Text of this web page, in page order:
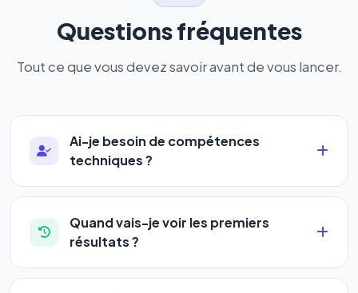
Questions fréquentes
Tout ce que vous devez savoir avant de vous lancer.
Ai-je besoin de compétences
techniques ?
Absolument pas. Notre logiciel a été conçu pour
être accessible àtous les profils: artisans,
commerçants, auto-entrepreneurs, PME ou
complexe — vous renseignez l'adresse de votre
Quand vais-je voir les premiers
résultats ?
La plupart de nos utilisateurs observent une